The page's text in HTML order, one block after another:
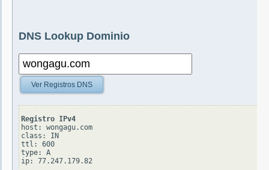
DNS Lookup Dominio
Ver Registros DNS
Registro IPv4
host: wongagu.com
class: IN
ttl: 600
type: A